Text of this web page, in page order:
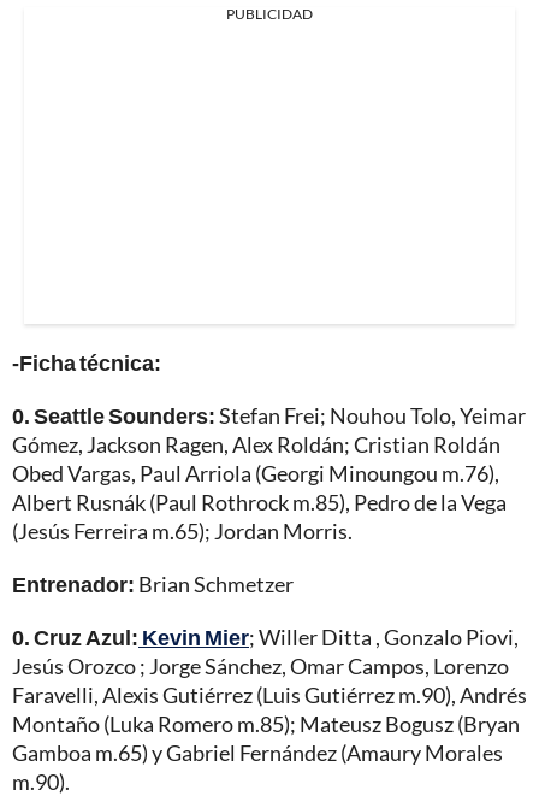
PUBLICIDAD
-Ficha técnica:
0. Seattle Sounders:Stefan Frei; Nouhou Tolo, Yeimar
Gómez, Jackson Ragen, Alex Roldán; Cristian Roldán
Obed Vargas, Paul Arriola (Georgi Minoungou m.76),
Albert Rusnák (Paul Rothrock m.85), Pedro de la Vega
(Jesús Ferreira m.65); Jordan Morris.
Entrenador: Brian Schmetzer
0. Cruz Azul: Kevin Mier; Willer Ditta , Gonzalo Piovi,
Jesús Orozco ; Jorge Sánchez, Omar Campos, Lorenzo
Faravelli, Alexis Gutiérrez (Luis Gutiérrez m.90), Andrés
Montaño (Luka Romero m.85); Mateusz Bogusz (Bryan
Gamboa m.65) y Gabriel Fernández (Amaury Morales
m.90).